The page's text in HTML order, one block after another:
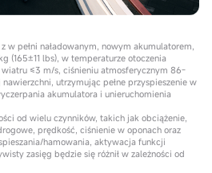
w pełni naładowanym, nowym akumulatorem,
(165±11 lbs), w temperaturze otoczenia
≤3 m/s, ciśnieniu atmosferycznym 86-
utrzymując pełne przyspieszenie w
akumulatora i unieruchomienia
od wielu czynników, takich jak obciążenie,
prędkość, ciśnienie w oponach oraz
hamowania, aktywacja funkcji
zasięg będzie się różnił w zależności od